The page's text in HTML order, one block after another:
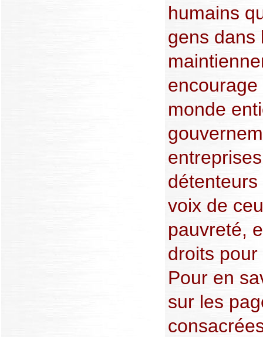
humains
gens dans
monde
voix de
pauvreté,
droits
Pour en
sur les